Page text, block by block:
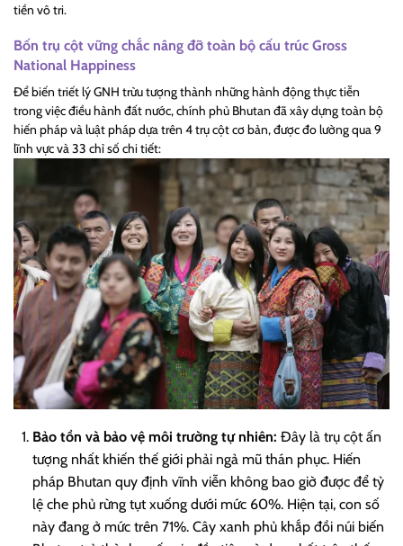
tiền vô tri.
Bốn trụ cột vững chắc nâng đỡ toàn bộ cấu trúc Gross
National Happiness
Để biến triết lý GNH trừu tượng thành những hành động thực tiễn
trong việc điều hành đất nước, chính phủ Bhutan đã xây dựng toàn bộ
hiến pháp và luật pháp dựa trên 4 trụ cột cơ bản, được đo lường qua 9
lĩnh vực và 33 chỉ số chi tiết:
Bảo tồn và bảo vệ môi trường tự nhiên: Đây là trụ cột ấn
tượng nhất khiến thế giới phải ngả mũ thán phục. Hiến
pháp Bhutan quy định vĩnh viễn không bao giờ được để tỷ
lệ che phủ rừng tụt xuống dưới mức 60%. Hiện tại, con số
này đang ở mức trên 71%. Cây xanh phủ khắp đồi núi biến